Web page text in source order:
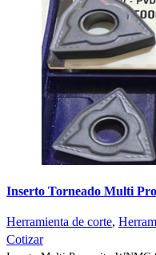
Inserto Torneado Multi
Herramienta de corte,
Cotizar